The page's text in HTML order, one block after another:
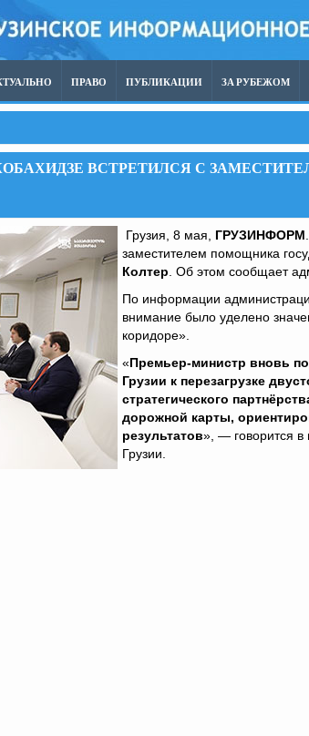
ПРАВО ПУБЛИКАЦИИ ЗА РУБЕЖОМ
ВСТРЕТИЛСЯ С
Грузия, 8 мая, ГРУЗИНФОРМ
заместителем помощника
Колтер . Об этом сообщает
По информации
внимание было уделено
коридоре».
«Премьер-министр вновь
Грузии к перезагрузке
стратегического
дорожной карты,
результатов», — говорится в
Грузии.